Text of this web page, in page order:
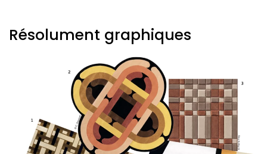
Résolument graphiques